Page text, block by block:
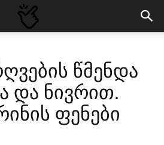
წმენდა
და ნივრით.
ფენები